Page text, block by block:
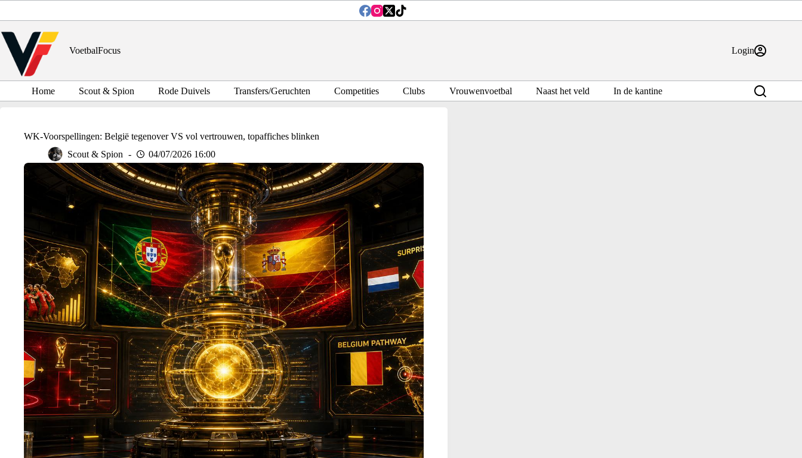
inhoud
VoetbalFocus
Login
Home Scout & Spion Rode Duivels Transfers/Geruchten Competities Clubs Vrouwenvoetbal Naast het veld In de kantine
WK-Voorspellingen: België tegenover VS vol vertrouwen, topaffiches blinken
Scout & Spion
04/07/2026 16:00